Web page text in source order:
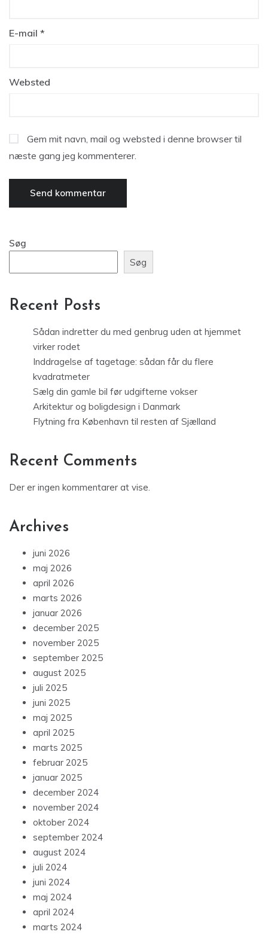
E-mail *
Websted
Gem mit navn, mail og websted i denne browser til
næste gang jeg kommenterer.
Søg
Søg
Recent Posts
Sådan indretter du med genbrug uden at hjemmet
virker rodet
Inddragelse af tagetage: sådan får du flere
kvadratmeter
Sælg din gamle bil før udgifterne vokser
Arkitektur og boligdesign i Danmark
Flytning fra København til resten af Sjælland
Recent Comments
Der er ingen kommentarer at vise.
Archives
juni 2026
maj 2026
april 2026
marts 2026
januar 2026
december 2025
november 2025
september 2025
august 2025
juli 2025
juni 2025
maj 2025
april 2025
marts 2025
februar 2025
januar 2025
december 2024
november 2024
oktober 2024
september 2024
august 2024
juli 2024
juni 2024
maj 2024
april 2024
marts 2024